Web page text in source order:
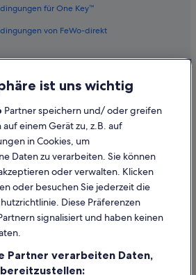
für One Key™
von FeWo-direkt
von Inhalten
ist uns wichtig
Partner speichern und/ oder greifen
einem Gerät zu, z.B. auf
in Cookies, um
Daten zu verarbeiten. Sie können
oder verwalten. Klicken
oder besuchen Sie jederzeit die
Diese Präferenzen
signalisiert und haben keinen
Partner verarbeiten Daten,